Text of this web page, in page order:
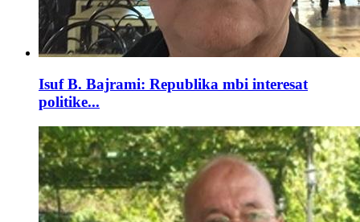
Isuf B. Bajrami: Republika mbi interesat
politike...